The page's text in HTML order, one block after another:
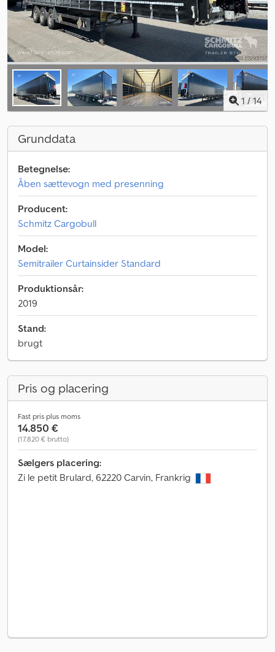
1 / 14
Grunddata
Betegnelse:
Åben sættevogn med presenning
Producent:
Schmitz Cargobull
Model:
Semitrailer Curtainsider Standard
Produktionsår:
2019
Stand:
brugt
Pris og placering
Fast pris plus moms
14.850 €
(17.820 € brutto)
Sælgers placering:
Zi le petit Brulard, 62220 Carvin, Frankrig